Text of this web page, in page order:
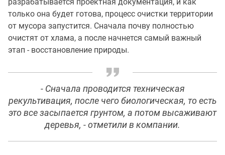
только она будет готова, процесс очистки территории
от мусора запустится. Сначала почву полностью
очистят от хлама, а после начнется самый важный
этап - восстановление природы.
- Сначала проводится техническая
рекультивация, после чего биологическая, то есть
это все засыпается грунтом, а потом высаживают
деревья, - отметили в компании.